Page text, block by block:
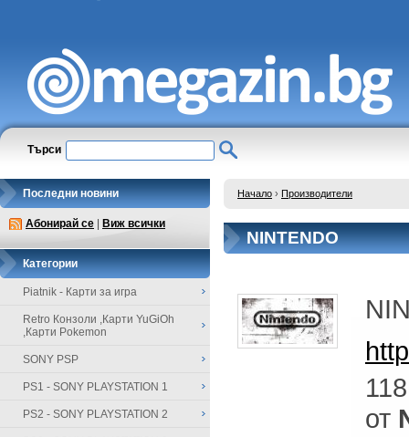
Търси
Последни новини
Абонирай се Виж всички
Категории
Piatnik - Карти за игра
Retro Конзоли ,Карти YuGiOh
,Карти Pokemon
SONY PSP
PS1 - SONY PLAYSTATION 1
PS2 - SONY PLAYSTATION 2
Начало › Производители
NINTENDO
от